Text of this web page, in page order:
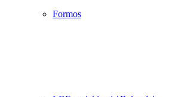
Formos